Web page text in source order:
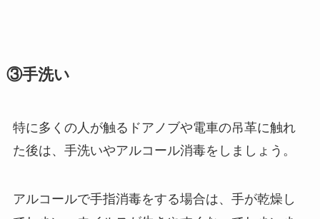
③手洗い
特に多くの人が触るドアノブや電車の吊革に触れ
た後は、手洗いやアルコール消毒をしましょう。
アルコールで手指消毒をする場合は、手が乾燥し